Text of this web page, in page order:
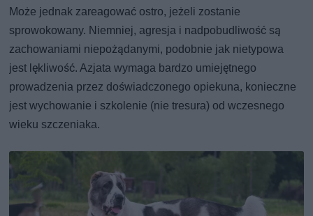
Może jednak zareagować ostro, jeżeli zostanie
sprowokowany. Niemniej, agresja i nadpobudliwość są
zachowaniami niepożądanymi, podobnie jak nietypowa
jest lękliwość. Azjata wymaga bardzo umiejętnego
prowadzenia przez doświadczonego opiekuna, konieczne
jest wychowanie i szkolenie (nie tresura) od wczesnego
wieku szczeniaka.